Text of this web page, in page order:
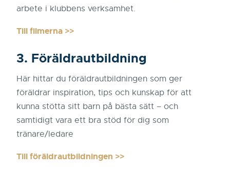
arbete i klubbens verksamhet.
Till filmerna >>
3. Föräldrautbildning
Här hittar du föräldrautbildningen som ger
föräldrar inspiration, tips och kunskap för att
kunna stötta sitt barn på bästa sätt – och
samtidigt vara ett bra stöd för dig som
tränare/ledare
Till föräldrautbildningen >>